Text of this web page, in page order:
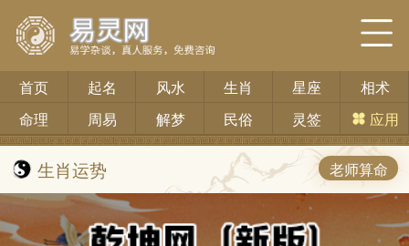
首页 起名 风水 生肖 星座
相术
命理
周易 解梦 民俗 灵签 应用
生肖运势 老师算命